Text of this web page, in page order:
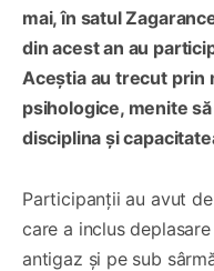
mai, în satul
din acest an au
Aceștia au trecut prin
psihologice, menite
disciplina și
Participanții au avut
care a inclus
antigaz și pe sub